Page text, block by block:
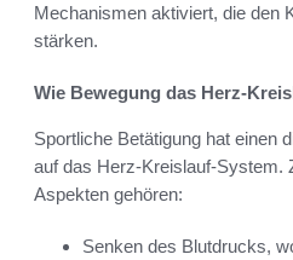
Mechanismen aktiviert, die den
stärken.
Wie Bewegung das Herz-
Sportliche Betätigung hat einen
auf das Herz-Kreislauf-System.
Aspekten gehören:
Senken des Blutdrucks,